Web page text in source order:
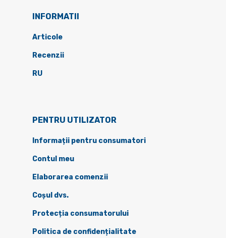
INFORMATII
Articole
Recenzii
RU
PENTRU UTILIZATOR
Informații pentru consumatori
Contul meu
Elaborarea comenzii
Coșul dvs.
Protecția consumatorului
Politica de confidențialitate